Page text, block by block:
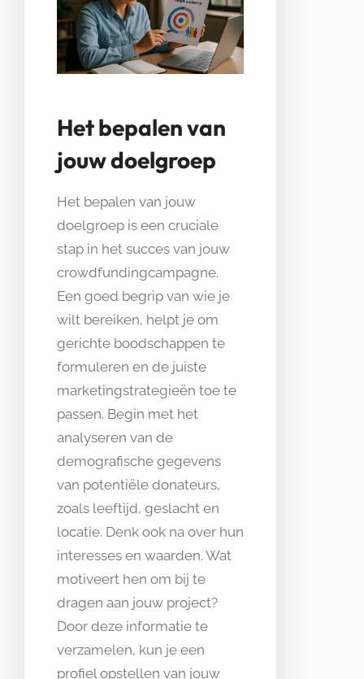
Het bepalen van
jouw doelgroep
Het bepalen van jouw
doelgroep is een cruciale
stap in het succes van jouw
crowdfundingcampagne.
Een goed begrip van wie je
wilt bereiken, helpt je om
gerichte boodschappen te
formuleren en de juiste
marketingstrategieën toe te
passen. Begin met het
analyseren van de
demografische gegevens
van potentiële donateurs,
zoals leeftijd, geslacht en
locatie. Denk ook na over hun
interesses en waarden. Wat
motiveert hen om bij te
dragen aan jouw project?
Door deze informatie te
verzamelen, kun je een
profiel opstellen van jouw